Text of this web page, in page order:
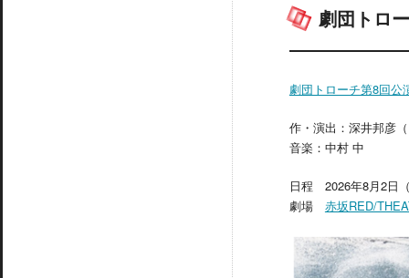
劇団トロ
劇団トローチ第8回公
作・演出：深井邦彦
音楽：中村 中
日程 2026年8月2日
劇場 赤坂RED/